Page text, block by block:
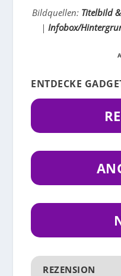
Bildquellen: Titelbild
| Infobox/
ENTDECKE
REZENSION